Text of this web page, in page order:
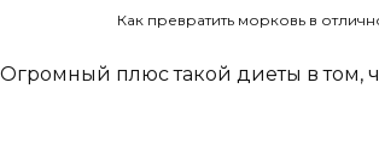
Как превратить морковь в
Огромный плюс такой диеты в том,